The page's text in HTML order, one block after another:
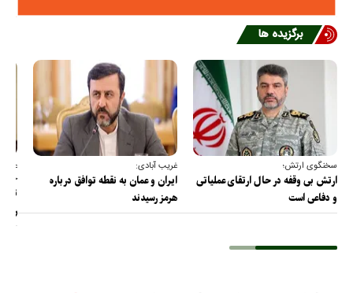
برگزیده ها
سخنگوی ارتش؛
ارتش بی وقفه در حال ارتقای عملیاتی
و دفاعی است
غریب آبادی:
ایران و عمان به نقطه توافق درباره
هرمز رسیدند
عضو
را